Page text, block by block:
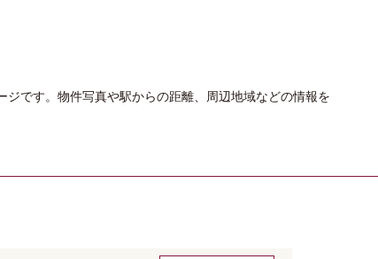
です。物件写真や駅からの距離、周辺地域などの情報を